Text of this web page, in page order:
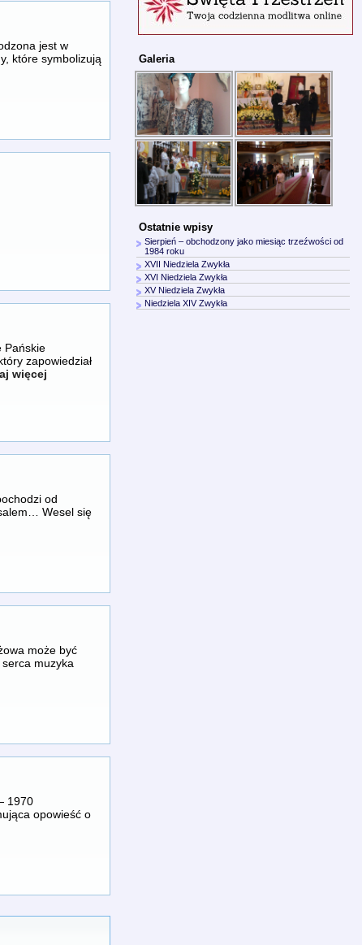
jest w
które symbolizują
Pańskie
zapowiedział
więcej
od
Wesel się
może być
muzyka
1970
opowieść o
Galeria
Ostatnie wpisy
Sierpień – obchodzony jako miesiąc trzeźwości od
1984 roku
XVII Niedziela Zwykła
XVI Niedziela Zwykła
XV Niedziela Zwykła
Niedziela XIV Zwykła